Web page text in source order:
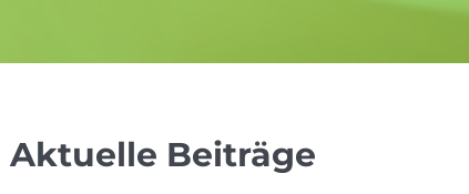
Aktuelle Beiträge